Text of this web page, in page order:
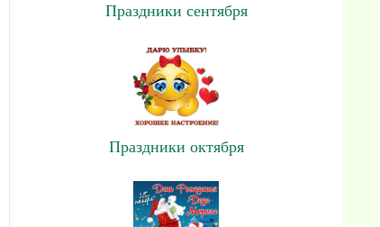
Праздники сентября
Праздники октября